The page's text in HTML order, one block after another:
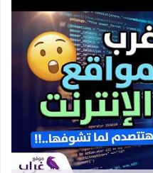
المزيد عن أغرب المواقع على